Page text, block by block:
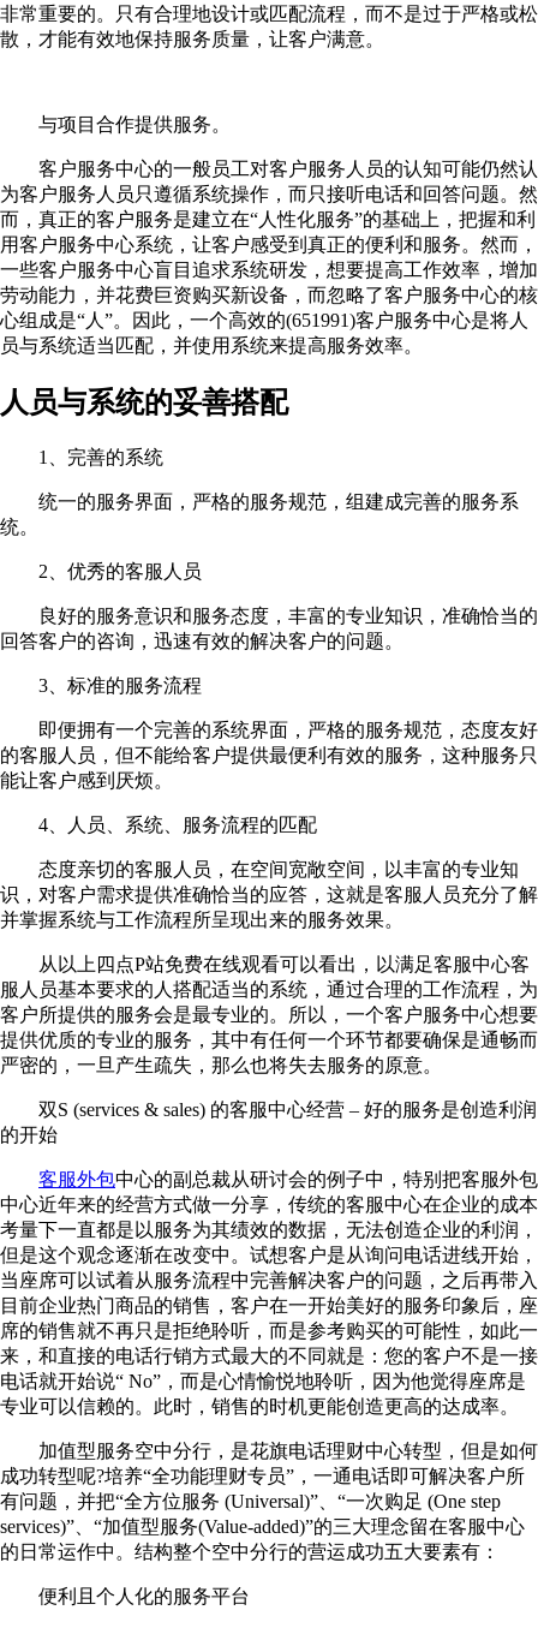
非常重要的。只有合理地设计或匹配流程，而不是过于严格或松
散，才能有效地保持服务质量，让客户满意。
与项目合作提供服务。
客户服务中心的一般员工对客户服务人员的认知可能仍然认
为客户服务人员只遵循系统操作，而只接听电话和回答问题。然
而，真正的客户服务是建立在“人性化服务”的基础上，把握和利
用客户服务中心系统，让客户感受到真正的便利和服务。然而，
一些客户服务中心盲目追求系统研发，想要提高工作效率，增加
劳动能力，并花费巨资购买新设备，而忽略了客户服务中心的核
心组成是“人”。因此，一个高效的(651991)客户服务中心是将人
员与系统适当匹配，并使用系统来提高服务效率。
人员与系统的妥善搭配
1、完善的系统
统一的服务界面，严格的服务规范，组建成完善的服务系
统。
2、优秀的客服人员
良好的服务意识和服务态度，丰富的专业知识，准确恰当的
回答客户的咨询，迅速有效的解决客户的问题。
3、标准的服务流程
即便拥有一个完善的系统界面，严格的服务规范，态度友好
的客服人员，但不能给客户提供最便利有效的服务，这种服务只
能让客户感到厌烦。
4、人员、系统、服务流程的匹配
态度亲切的客服人员，在空间宽敞空间，以丰富的专业知
识，对客户需求提供准确恰当的应答，这就是客服人员充分了解
并掌握系统与工作流程所呈现出来的服务效果。
从以上四点P站免费在线观看可以看出，以满足客服中心客
服人员基本要求的人搭配适当的系统，通过合理的工作流程，为
客户所提供的服务会是最专业的。所以，一个客户服务中心想要
提供优质的专业的服务，其中有任何一个环节都要确保是通畅而
严密的，一旦产生疏失，那么也将失去服务的原意。
双S (services & sales) 的客服中心经营 – 好的服务是创造利润
的开始
客服外包中心的副总裁从研讨会的例子中，特别把客服外包
中心近年来的经营方式做一分享，传统的客服中心在企业的成本
考量下一直都是以服务为其绩效的数据，无法创造企业的利润，
但是这个观念逐渐在改变中。试想客户是从询问电话进线开始，
当座席可以试着从服务流程中完善解决客户的问题，之后再带入
目前企业热门商品的销售，客户在一开始美好的服务印象后，座
席的销售就不再只是拒绝聆听，而是参考购买的可能性，如此一
来，和直接的电话行销方式最大的不同就是：您的客户不是一接
电话就开始说“ No”，而是心情愉悦地聆听，因为他觉得座席是
专业可以信赖的。此时，销售的时机更能创造更高的达成率。
加值型服务空中分行，是花旗电话理财中心转型，但是如何
成功转型呢?培养“全功能理财专员”，一通电话即可解决客户所
有问题，并把“全方位服务 (Universal)”、“一次购足 (One step
services)”、“加值型服务(Value-added)”的三大理念留在客服中心
的日常运作中。结构整个空中分行的营运成功五大要素有：
便利且个人化的服务平台